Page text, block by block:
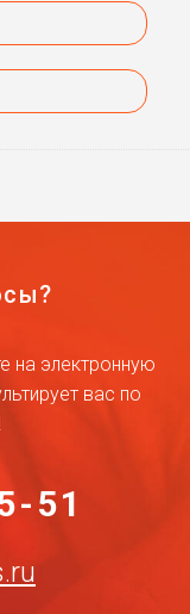
на электронную
вас по
51